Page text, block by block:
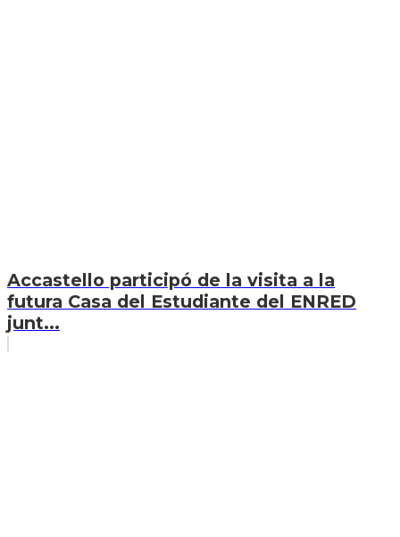
Accastello participó de la visita a la
futura Casa del Estudiante del ENRED
junt...